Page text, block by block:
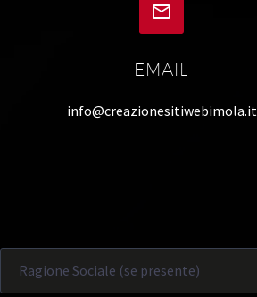


EMAIL
info@creazionesitiwebimola.it